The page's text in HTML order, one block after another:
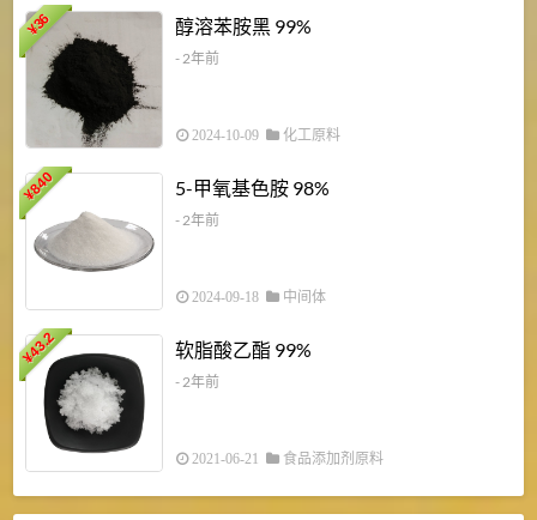
¥
36 醇溶苯胺黑 99%
- 2年前
2024-10-09 化工原料
¥
840 5-甲氧基色胺 98%
- 2年前
2024-09-18 中间体
¥
43.2 软脂酸乙酯 99%
- 2年前
2021-06-21 食品添加剂原料